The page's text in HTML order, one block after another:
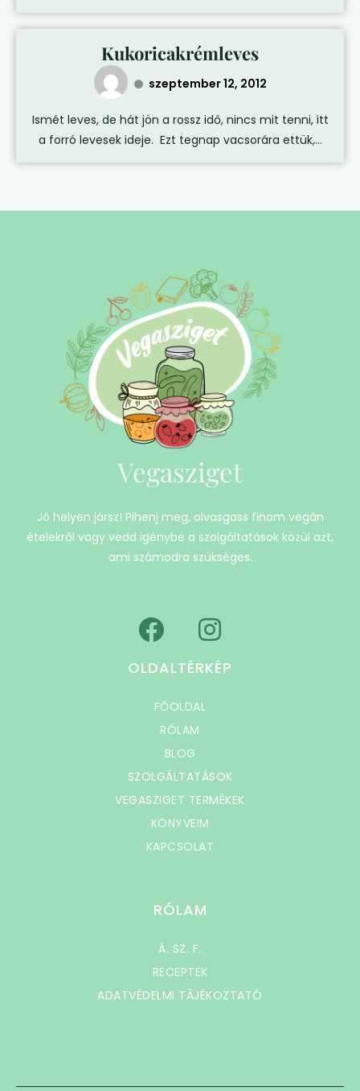
Kukoricakrémleves
szeptember 12, 2012
Ismét leves, de hát jön a rossz idő, nincs mit tenni, itt
a forró levesek ideje. Ezt tegnap vacsorára ettük,...
Vegasziget
Jó helyen jársz! Pihenj meg, olvasgass finom vegán
ételekről vagy vedd igénybe a szolgáltatások közül azt,
ami számodra szükséges.
OLDALTÉRKÉP
FŐOLDAL
RÓLAM
BLOG
SZOLGÁLTATÁSOK
VEGASZIGET TERMÉKEK
KÖNYVEIM
KAPCSOLAT
RÓLAM
Á. SZ. F.
RECEPTEK
ADATVÉDELMI TÁJÉKOZTATÓ